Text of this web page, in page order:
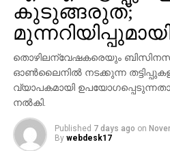
തൊഴിലന്വേഷകരെയും
ഓണ്‍ലൈനില്‍ നടക്കുന്ന
വ്യാപകമായി
നല്‍കി.